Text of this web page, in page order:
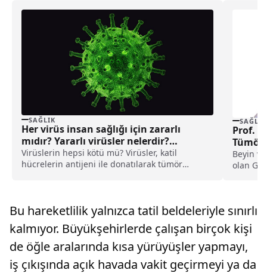
SAĞLIK
Her virüs insan sağlığı için zararlı
mıdır? Yararlı virüsler nelerdir?
Virüs çeşitleri
Virüslerin hepsi kötü mü? Virüsler, katil
hücrelerin antijeni ile donatılarak tümör
SAĞLIK
Prof.
Beyin
olan
Bu hareketlilik yalnızca tatil beldeleriyle sınırlı
kalmıyor. Büyükşehirlerde çalışan birçok kişi
de öğle aralarında kısa yürüyüşler yapmayı,
iş çıkışında açık havada vakit geçirmeyi ya da